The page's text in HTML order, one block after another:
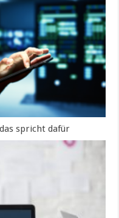
spricht dafür